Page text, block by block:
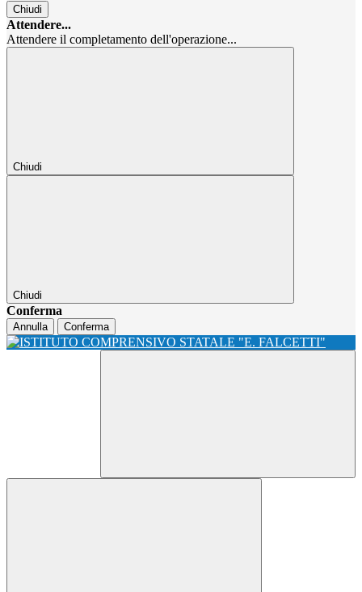
Chiudi
Attendere...
Attendere il completamento dell'operazione...
Chiudi
Chiudi
Conferma
Annulla Conferma